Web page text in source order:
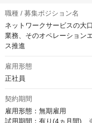
職種 / 募集ポジション名
ネットワークサービスの大
業務、そのオペレーション
ス推進
雇用形態
正社員
契約期間
雇用形態：無期雇用
試用期間：有り(4ヵ月間)